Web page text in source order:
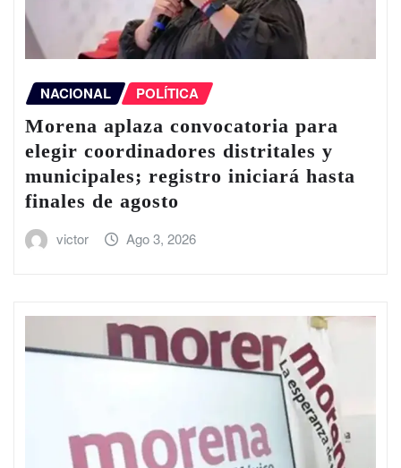
NACIONAL POLÍTICA
Morena aplaza convocatoria para
elegir coordinadores distritales y
municipales; registro iniciará hasta
finales de agosto
victor Ago 3, 2026